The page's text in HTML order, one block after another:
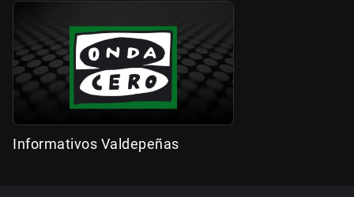
Informativos Valdepeñas